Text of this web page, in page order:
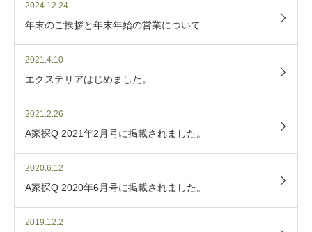
2024.12.24
年末のご挨拶と年末年始の営業について
2021.4.10
エクステリアはじめました。
2021.2.26
A家探Q 2021年2月号に掲載されました。
2020.6.12
A家探Q 2020年6月号に掲載されました。
2019.12.2